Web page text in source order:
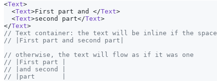
<Text>
<Text>First part and </Text>
<Text>second part</Text>
</Text>
// Text container: the text will be inline if the
// |First part and second part|
// otherwise, the text will flow as if it was one
// |First part |
// |and second |
// |part       |